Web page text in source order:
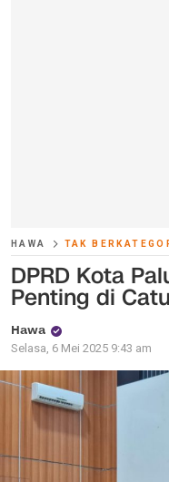
HAWA TAK
DPRD Kota
Penting di
Hawa
Selasa, 6 Mei 2025 9:43 am